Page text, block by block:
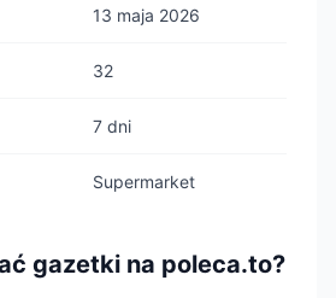
13 maja 2026
32
7 dni
Supermarket
gazetki na poleca.to?